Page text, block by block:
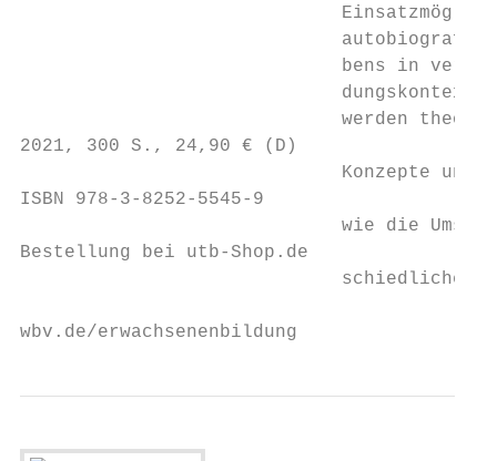
bens in
werden
2021, 300 S., 24,90 € (D)
Konzepte und
ISBN 978-3-8252-5545-9
wie die
Bestellung bei utb-Shop.de
schiedlichen
wbv.de/erwachsenenbildung